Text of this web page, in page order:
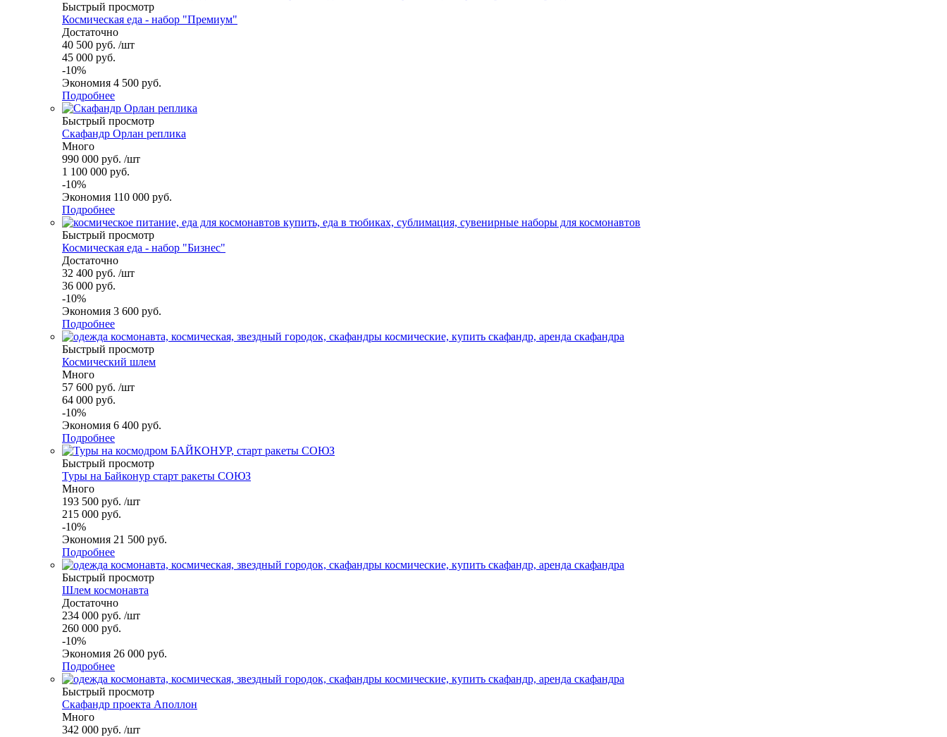
Быстрый просмотр
Космическая еда - набор "Премиум"
Достаточно
40 500 руб. /шт
45 000 руб.
-10%
Экономия 4 500 руб.
Подробнее
Быстрый просмотр
Скафандр Орлан реплика
Много
990 000 руб. /шт
1 100 000 руб.
-10%
Экономия 110 000 руб.
Подробнее
Быстрый просмотр
Космическая еда - набор "Бизнес"
Достаточно
32 400 руб. /шт
36 000 руб.
-10%
Экономия 3 600 руб.
Подробнее
Быстрый просмотр
Космический шлем
Много
57 600 руб. /шт
64 000 руб.
-10%
Экономия 6 400 руб.
Подробнее
Быстрый просмотр
Туры на Байконур старт ракеты СОЮЗ
Много
193 500 руб. /шт
215 000 руб.
-10%
Экономия 21 500 руб.
Подробнее
Быстрый просмотр
Шлем космонавта
Достаточно
234 000 руб. /шт
260 000 руб.
-10%
Экономия 26 000 руб.
Подробнее
Быстрый просмотр
Скафандр проекта Аполлон
Много
342 000 руб. /шт